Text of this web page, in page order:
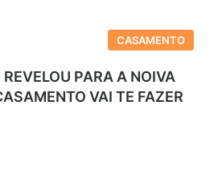
CASAMENTO
PARA A NOIVA
VAI TE FAZER